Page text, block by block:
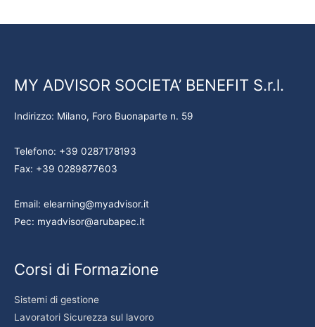
MY ADVISOR SOCIETA’ BENEFIT S.r.l.
Indirizzo: Milano, Foro Buonaparte n. 59
Telefono: +39 0287178193
Fax: +39 0289877603
Email: elearning@myadvisor.it
Pec: myadvisor@arubapec.it
Corsi di Formazione
Sistemi di gestione
Lavoratori Sicurezza sul lavoro